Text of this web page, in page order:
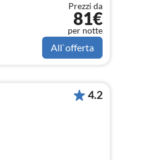
Prezzi da
81€
per notte
All`offerta
4.2